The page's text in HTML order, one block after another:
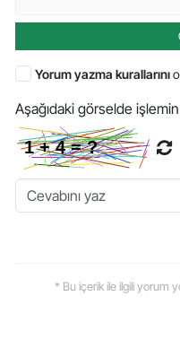
Yorum yazma kurallarını
Aşağıdaki görselde
* Bu içerik ile ilgili yorum